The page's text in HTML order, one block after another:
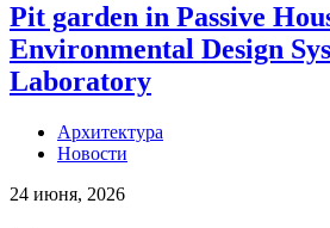
Pit garden in Passive
Environmental Design
Laboratory
Архитектура
Новости
24 июня, 2026